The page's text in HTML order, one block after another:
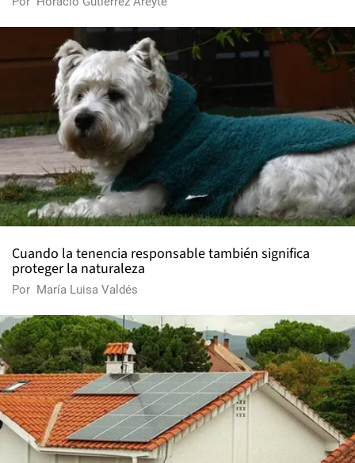
Cuando la tenencia responsable también significa
proteger la naturaleza
Por María Luisa Valdés